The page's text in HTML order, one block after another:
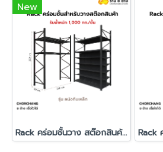
New
Rack คร่อมชั้นวาง สต๊อกสินค้า รุ่น ผนังทึบเหล็ก